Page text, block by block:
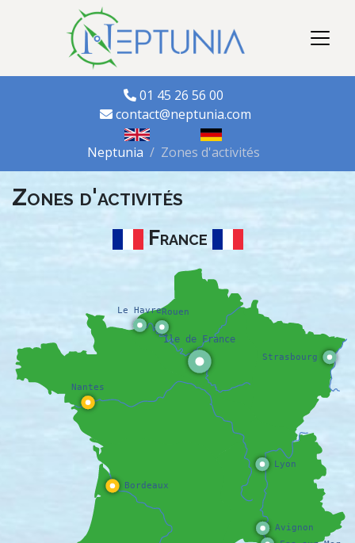
01 45 26 56 00
contact@neptunia.com
Neptunia Zones d'activités
Zones d'activités
France